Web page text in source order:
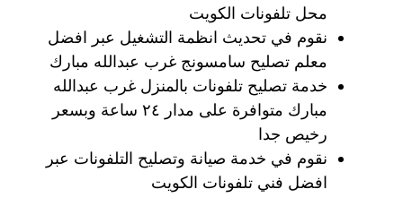
محل تلفونات الكويت
نقوم في تحديث انظمة التشغيل عبر افضل
معلم تصليح سامسونج غرب عبدالله مبارك
خدمة تصليح تلفونات بالمنزل غرب عبدالله
مبارك متوافرة على مدار ٢٤ ساعة وبسعر
رخيص جدا
نقوم في خدمة صيانة وتصليح التلفونات عبر
افضل فني تلفونات الكويت